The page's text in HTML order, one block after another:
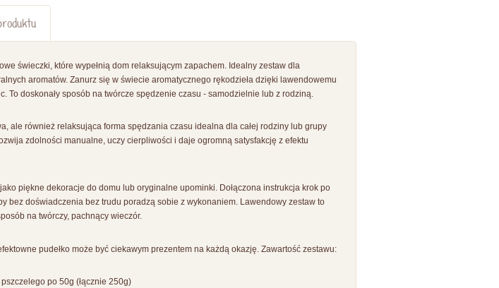
świeczki, które wypełnią dom relaksującym zapachem. Idealny zestaw dla
aromatów. Zanurz się w świecie aromatycznego rękodzieła dzięki lawendowemu
To doskonały sposób na twórcze spędzenie czasu - samodzielnie lub z rodziną.
ale również relaksująca forma spędzania czasu idealna dla całej rodziny lub grupy
zdolności manualne, uczy cierpliwości i daje ogromną satysfakcję z efektu
piękne dekoracje do domu lub oryginalne upominki. Dołączona instrukcja krok po
bez doświadczenia bez trudu poradzą sobie z wykonaniem. Lawendowy zestaw to
na twórczy, pachnący wieczór.
pudełko może być ciekawym prezentem na każdą okazję. Zawartość zestawu:
po 50g (łącznie 250g)